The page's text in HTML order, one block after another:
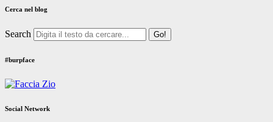
Cerca nel blog
Search
#burpface
Social Network